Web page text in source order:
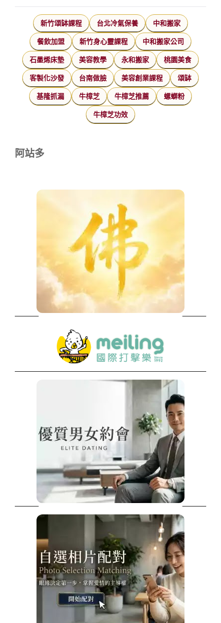
新竹頌缽課程 台北冷氣保養 中和搬家
餐飲加盟 新竹身心靈課程 中和搬家公司
石墨烯床墊 美容教學 永和搬家 桃園美食
客製化沙發 台南做臉 美容創業課程 頌缽
基隆抓漏 牛樟芝 牛樟芝推薦 螺螄粉
牛樟芝功效
阿站多